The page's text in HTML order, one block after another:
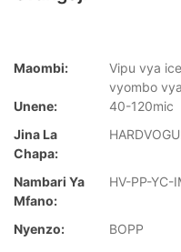
Maombi:
Vipu vya
vyombo
Unene:
40-120mic
Jina La
Chapa:
Nambari Ya
Mfano:
HV-PP-YC-
Nyenzo: BOPP